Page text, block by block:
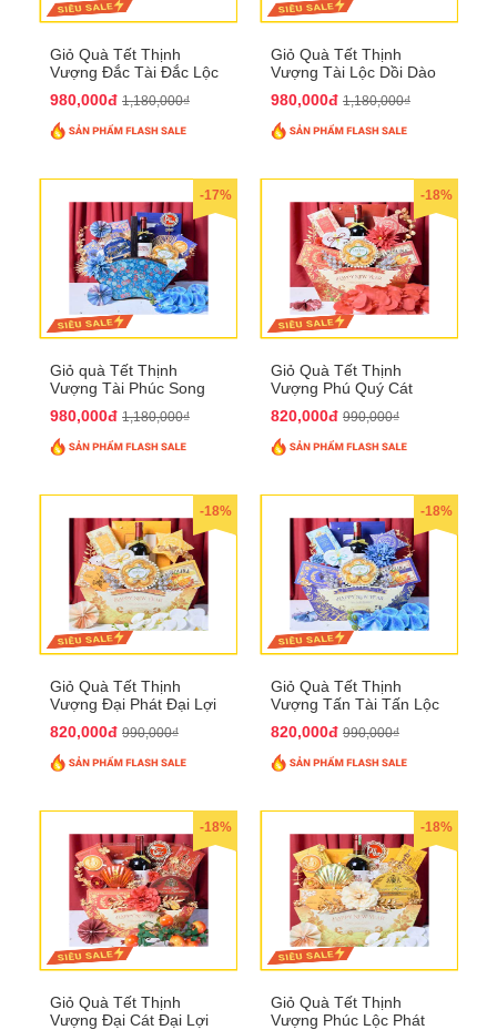
Giỏ Quà Tết Thịnh
Vượng Đắc Tài Đắc Lộc
980,000đ 1,180,000₫
Giỏ Quà Tết Thịnh
Vượng Tài Lộc Dồi Dào
980,000đ 1,180,000₫
-17%
Giỏ quà Tết Thịnh
Vượng Tài Phúc Song
980,000đ 1,180,000₫
-18%
Giỏ Quà Tết Thịnh
Vượng Phú Quý Cát
820,000đ 990,000₫
-18%
Giỏ Quà Tết Thịnh
Vượng Đại Phát Đại Lợi
820,000đ 990,000₫
-18%
Giỏ Quà Tết Thịnh
Vượng Tấn Tài Tấn Lộc
820,000đ 990,000₫
-18%
Giỏ Quà Tết Thịnh
Vượng Đại Cát Đại Lợi
-18%
Giỏ Quà Tết Thịnh
Vượng Phúc Lộc Phát